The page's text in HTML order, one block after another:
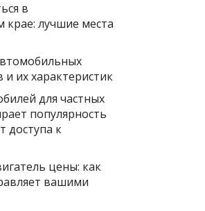
в
крае: лучшие места
и их характеристик
для частных
популярность
доступа к
цены: как
вашими